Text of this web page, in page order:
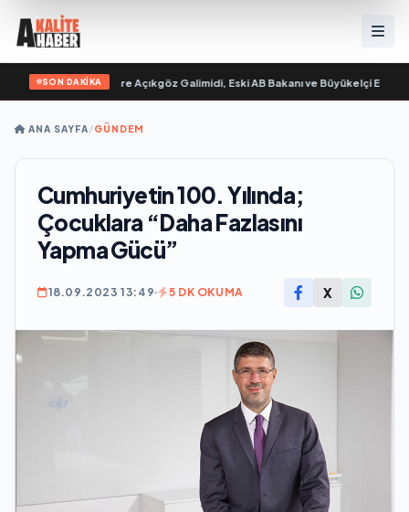
SON DAKİKA
• Ali Emre Açıkgöz Galimidi, Eski AB Bakanı ve Büyükelçi Egemen
ANA SAYFA/GÜNDEM
Cumhuriyetin 100. Yılında;
Çocuklara “Daha Fazlasını
Yapma Gücü”
18.09.2023 13:49 5 DK OKUMA X